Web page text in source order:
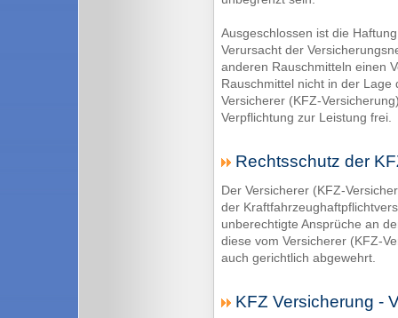
Ausgeschlossen ist die
Verursacht der
anderen Rauschmitteln einen
Rauschmittel nicht in der
Versicherer (KFZ-
Verpflichtung zur Leistung frei.
Rechtsschutz der
Der Versicherer (KFZ-
der
unberechtigte Ansprüche an
diese vom Versicherer (KFZ-
auch gerichtlich abgewehrt.
KFZ Versicherung -